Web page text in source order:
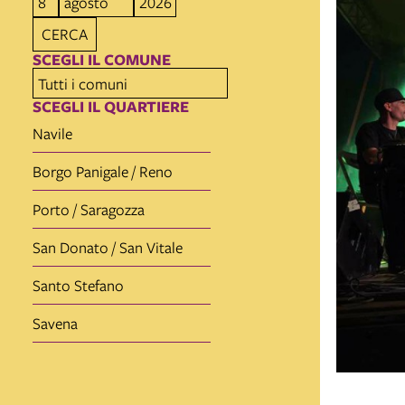
CERCA
SCEGLI IL COMUNE
SCEGLI IL QUARTIERE
Navile
Borgo Panigale / Reno
Porto / Saragozza
San Donato / San Vitale
Santo Stefano
Savena